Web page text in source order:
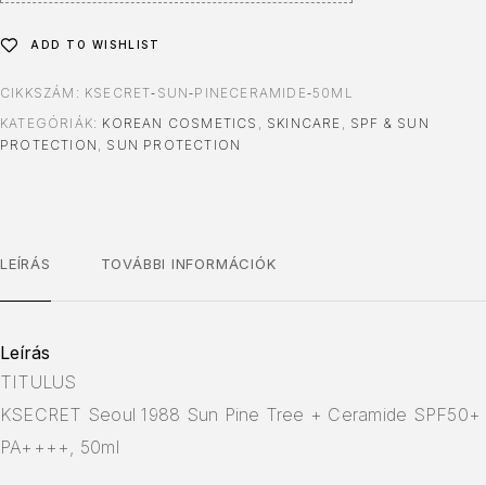
ADD TO WISHLIST
CIKKSZÁM: KSECRET‑SUN‑PINECERAMIDE‑50ML
KATEGÓRIÁK: KOREAN COSMETICS , SKINCARE , SPF & SUN
PROTECTION , SUN PROTECTION
LEÍRÁS TOVÁBBI INFORMÁCIÓK
Leírás
TITULUS
KSECRET Seoul 1988 Sun Pine Tree + Ceramide SPF50+
PA++++, 50ml